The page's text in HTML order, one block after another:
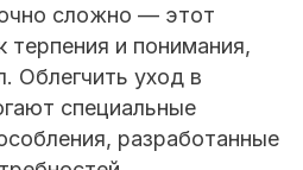
сложно — этот
терпения и понимания,
Облегчить уход в
специальные
разработанные